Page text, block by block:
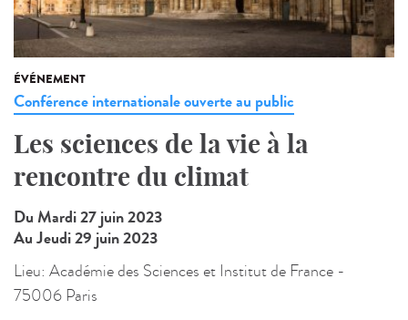
ÉVÉNEMENT
Conférence internationale ouverte au public
Les sciences de la vie à la
rencontre du climat
Du Mardi 27 juin 2023
Au Jeudi 29 juin 2023
Lieu: Académie des Sciences et Institut de France -
75006 Paris